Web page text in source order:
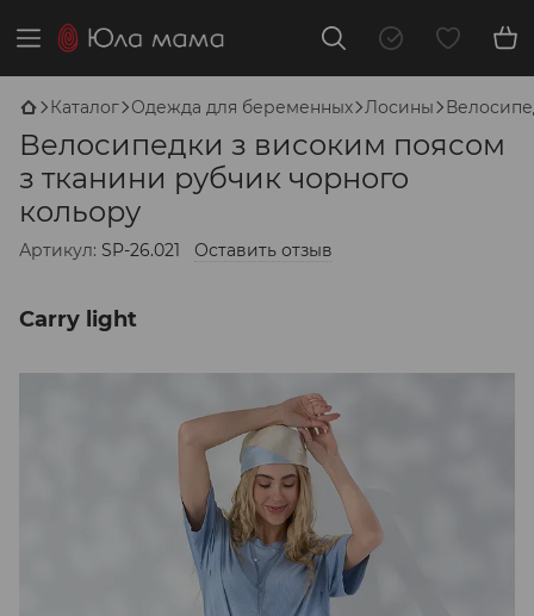
Каталог Одежда для беременных Лосины
Велосипедки з високим поясом
з тканини рубчик чорного
кольору
Артикул: SP-26.021 Оставить отзыв
Carry light